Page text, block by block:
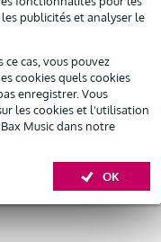
publicités et analyser le
ce cas, vous pouvez
cookies quels cookies
enregistrer. Vous
les cookies et l'utilisation
Music dans notre
OK
en cas de défectuosité
PA portatifs, actifs, à 2
10, 1x ld systems anny
bp b6 émetteur de
casque
de poche)